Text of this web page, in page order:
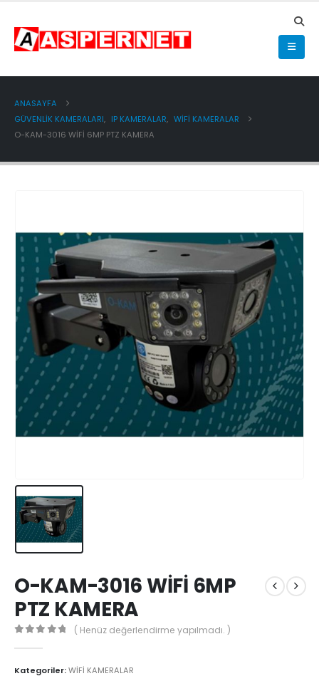
ANASAYFA
GÜVENLİK KAMERALARI, IP KAMERALAR, WİFİ KAMERALAR
O-KAM-3016 WİFİ 6MP PTZ KAMERA
O-KAM-3016 WİFİ 6MP
PTZ KAMERA
( Henüz değerlendirme yapılmadı. )
Kategoriler:WİFİ KAMERALAR